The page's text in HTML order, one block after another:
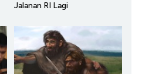
Jalanan RI Lagi